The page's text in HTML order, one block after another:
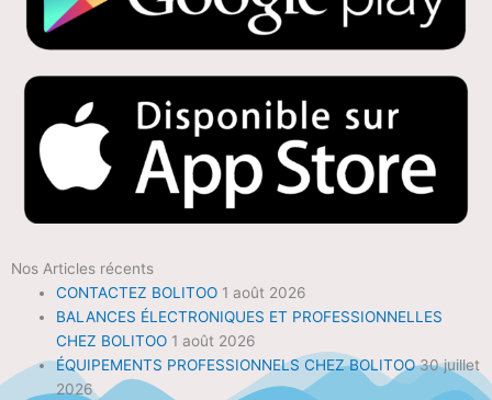
Nos Articles récents
CONTACTEZ BOLITOO 1 août 2026
BALANCES ÉLECTRONIQUES ET PROFESSIONNELLES
CHEZ BOLITOO 1 août 2026
ÉQUIPEMENTS PROFESSIONNELS CHEZ BOLITOO 30 juillet
2026